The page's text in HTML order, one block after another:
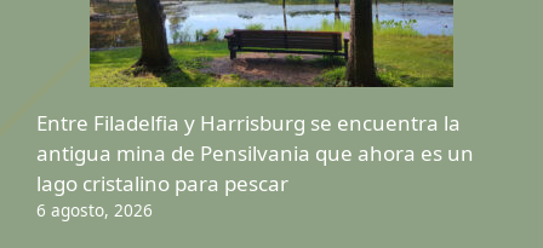
Entre Filadelfia y Harrisburg se encuentra la
antigua mina de Pensilvania que ahora es un
lago cristalino para pescar
6 agosto, 2026